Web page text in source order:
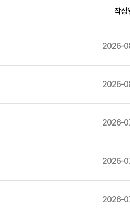
작성
2026-
2026-
2026-
2026-
2026-